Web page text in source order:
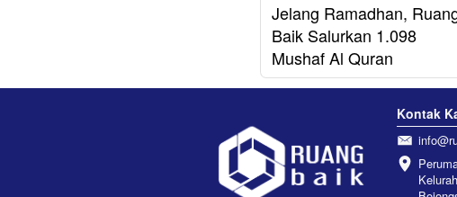
Jelang Ramadhan,
Baik Salurkan 1.098
Mushaf Al Quran
Kontak